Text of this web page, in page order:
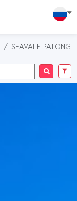
SEAVALE PATONG